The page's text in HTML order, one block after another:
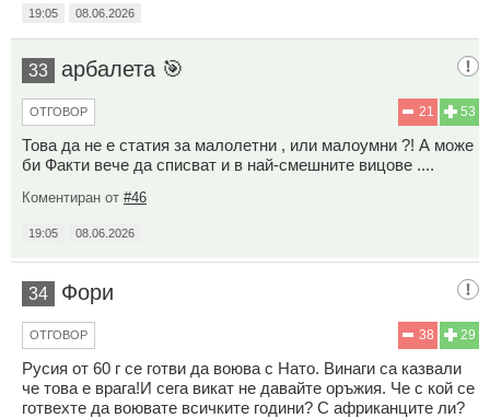
19:05 08.06.2026
33 арбалета 🎯
53
21
ОТГОВОР
Това да не е статия за малолетни , или малоумни ?! А може
би Факти вече да списват и в най-смешните вицове ....
Коментиран от #46
19:05 08.06.2026
34 Фори
29
38
ОТГОВОР
Русия от 60 г се готви да воюва с Нато. Винаги са казвали
че това е врага!И сега викат не давайте оръжия. Че с кой се
готвехте да воювате всичките години? С африканците ли?